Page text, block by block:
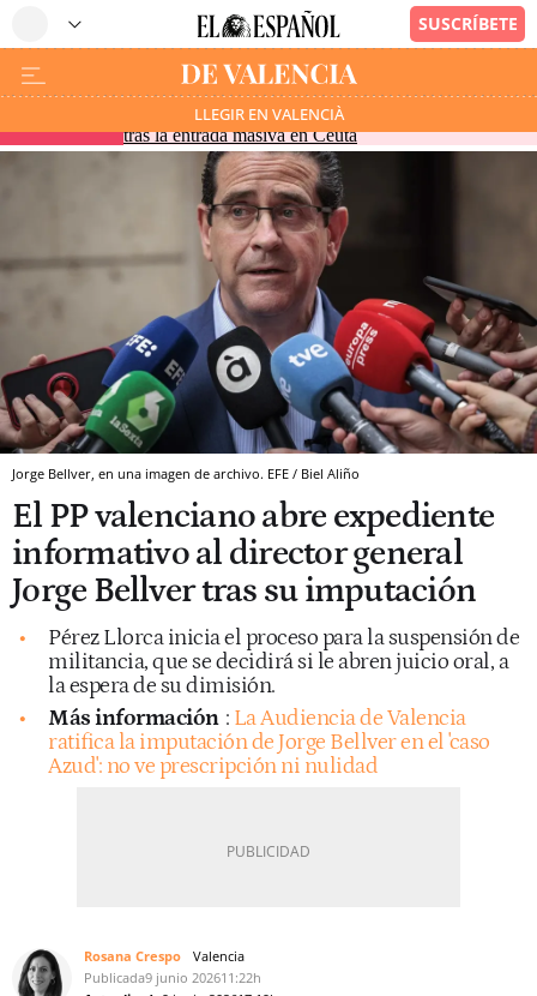
LLEGIR EN VALENCIÀ
El hallazgo de otro cadáver eleva a 83 los fallecidos
tras la entrada masiva en Ceuta
Jorge Bellver, en una imagen de archivo. EFE / Biel Aliño
El PP valenciano abre expediente
informativo al director general
Jorge Bellver tras su imputación
Pérez Llorca inicia el proceso para la suspensión de
militancia, que se decidirá si le abren juicio oral, a
la espera de su dimisión.
Más información : La Audiencia de Valencia
ratifica la imputación de Jorge Bellver en el 'caso
Azud': no ve prescripción ni nulidad
Rosana Crespo
Valencia
Publicada9 junio 202611:22h